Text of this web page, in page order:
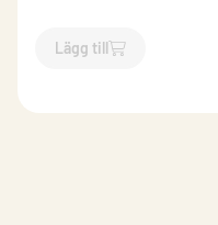
Lägg till
`$Lägg till